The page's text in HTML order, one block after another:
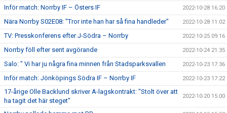
Inför match: Norrby IF – Östers IF 2022-10-28 16:20
Nära Norrby S02E08: "Tror inte han har så fina handleder" 2022-10-28 11:02
TV: Presskonferens efter J-Södra – Norrby 2022-10-25 09:16
Norrby föll efter sent avgörande 2022-10-24 21:35
Salo: " Vi har ju några fina minnen från Stadsparksvallen 2022-10-23 17:36
Inför match: Jönköpings Södra IF – Norrby IF 2022-10-23 17:22
17-årige Olle Backlund skriver A-lagskontrakt: "Stolt över att
ha tagit det här steget"
2022-10-20 15:00